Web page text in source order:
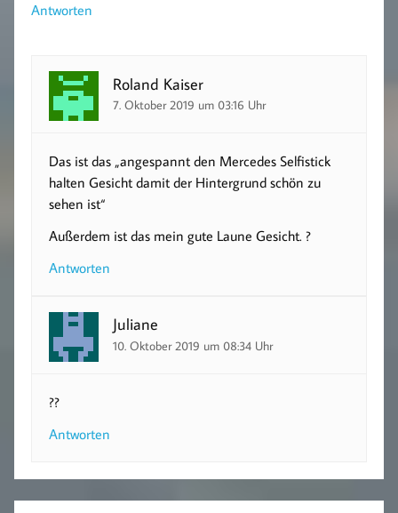
Antworten
Roland Kaiser
7. Oktober 2019 um 03:16 Uhr
Das ist das „angespannt den Mercedes Selfistick
halten Gesicht damit der Hintergrund schön zu
sehen ist“
Außerdem ist das mein gute Laune Gesicht. ?
Antworten
Juliane
10. Oktober 2019 um 08:34 Uhr
??
Antworten